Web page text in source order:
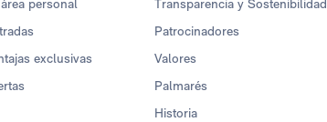
personal
exclusivas
Transparencia y Sostenibilidad
Patrocinadores
Valores
Palmarés
Historia